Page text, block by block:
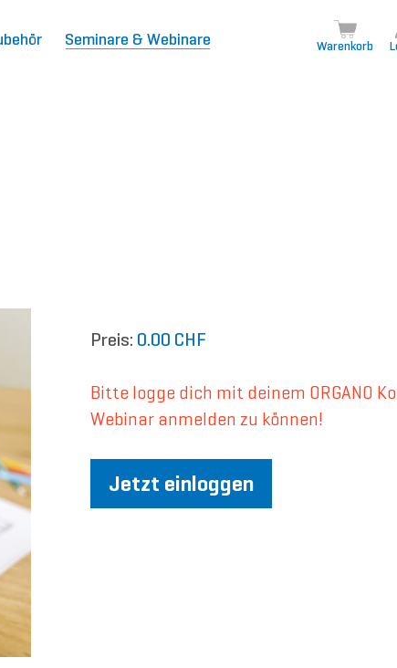
Seminare & Webinare Warenkorb
Preis: 0.00 CHF
Bitte logge dich mit deinem ORGANO
Webinar anmelden zu können!
Jetzt einloggen